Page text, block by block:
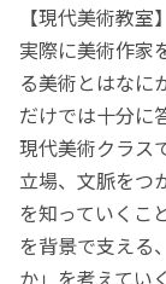
【現代美術教室】
実際に美術作家
る美術とはなに
だけでは十分に
現代美術クラス
立場、文脈をつ
を知っていくこ
を背景で支える
か」を考えてい